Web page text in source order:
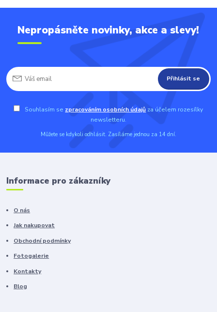
Nepropásněte novinky, akce a slevy!
Přihlásit se
Souhlasím se zpracováním osobních údajů za účelem rozesílky
newsletteru.
Můžete se kdykoli odhlásit. Zasíláme jednou za 14 dní.
Informace pro zákazníky
O nás
Jak nakupovat
Obchodní podmínky
Fotogalerie
Kontakty
Blog